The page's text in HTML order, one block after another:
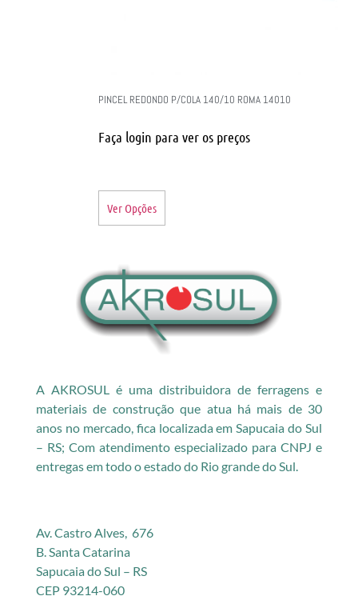
PINCEL REDONDO P/COLA 140/10 ROMA 14010
Faça login para ver os preços
Ver Opções
A AKROSUL é uma distribuidora de ferragens e
materiais de construção que atua há mais de 30
anos no mercado, fica localizada em Sapucaia do Sul
– RS; Com atendimento especializado para CNPJ e
entregas em todo o estado do Rio grande do Sul.
Av. Castro Alves, 676
B. Santa Catarina
Sapucaia do Sul – RS
CEP 93214-060